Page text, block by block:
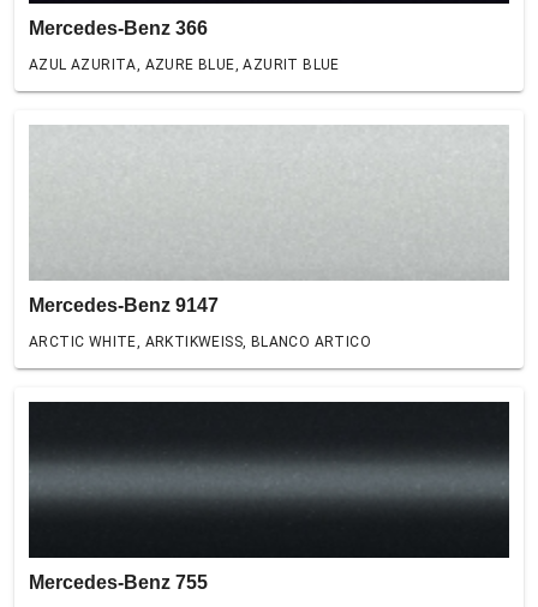
Mercedes-Benz 366
AZUL AZURITA, AZURE BLUE, AZURIT BLUE
Mercedes-Benz 9147
ARCTIC WHITE, ARKTIKWEISS, BLANCO ARTICO
Mercedes-Benz 755